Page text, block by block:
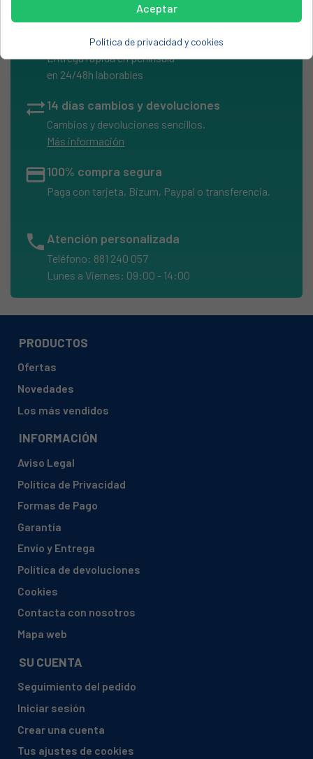
Envíos Express
Entrega rápida en península
en 24/48h laborables
sync_alt14 días cambios y devoluciones
Cambios y devoluciones sencillos.
Más información
credit_card100% compra segura
Paga con tarjeta, Bizum, Paypal o transferencia.
phone Atención personalizada
Teléfono: 881 240 057
Lunes a Viernes: 09:00 - 14:00
PRODUCTOS
Ofertas
Novedades
Los más vendidos
INFORMACIÓN
Aviso Legal
Política de Privacidad
Formas de Pago
Garantía
Envío y Entrega
Política de devoluciones
Cookies
Contacta con nosotros
Mapa web
SU CUENTA
Seguimiento del pedido
Iniciar sesión
Crear una cuenta
Tus ajustes de cookies
Aceptar
Política de privacidad y cookies